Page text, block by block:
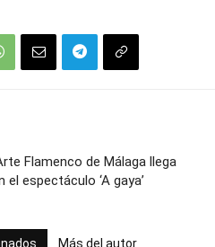
Flamenco de Málaga llega
espectáculo ‘A gaya’
Más del autor